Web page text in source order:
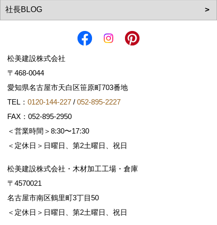
松美建設株式会社
〒468-0044
愛知県名古屋市天白区笹原町703番地
TEL： 0120-144-227 / 052-895-2227
FAX：052-895-2950
＜営業時間＞8:30〜17:30
＜定休日＞日曜日、第2土曜日、祝日
松美建設株式会社・木材加工工場・倉庫
〒4570021
名古屋市南区鶴里町3丁目50
＜定休日＞日曜日、第2土曜日、祝日